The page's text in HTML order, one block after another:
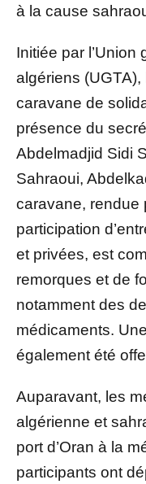
à la cause
Initiée par l’Union
algériens (UGTA),
caravane de
présence du
Abdelmadjid Sidi
Sahraoui,
caravane, rendue
participation
et privées, est
remorques et de
notamment des
médicaments.
également été
Auparavant, les
algérienne et
port d’Oran à la
participants ont